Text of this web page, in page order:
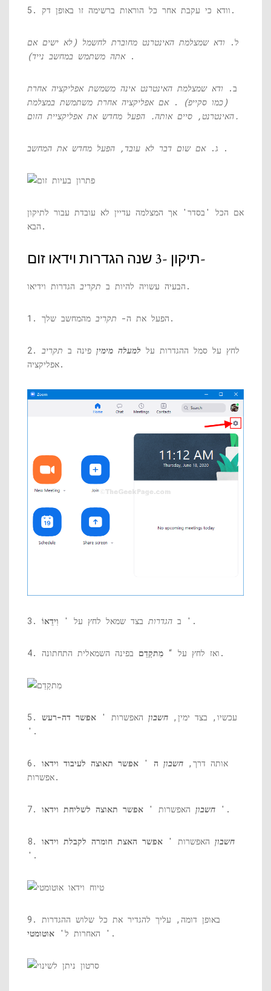
5. וודא כי עקבת אחר כל הוראות ברשימה זו באופן דק.
ל. ודא שמצלמת האינטרנט מחוברת לחשמל (לא ישים אם
אתה משתמש במחשב נייד).
ב. ודא שמצלמת האינטרנט אינה משמשת אפליקציה אחרת
(כמו סקייפ)
.אם אפליקציה אחרת משתמשת במצלמת
האינטרנט, סיים אותה. הפעל מחדש את אפליקציית הזום.
ג.אם שום דבר לא עובד, הפעל מחדש את המחשב .
אם הכל 'בסדר' אך המצלמה עדיין לא עובדת עבור לתיקון
הבא.
תיקון -3 שנה הגדרות וידאו זום-
הבעיה עשויה להיות ב תקריב הגדרות וידיאו.
1. הפעל את ה- תקריב מהמחשב שלך.
2. לחץ על סמל ההגדרות על למעלה מימין פינה ב תקריב
אפליקציה.
3. ב הגדרות בצד שמאל לחץ על ' וִידֵאוֹ '.
4. ואז לחץ על “ מִתקַדֵם בפינה השמאלית התחתונה.
5. עכשיו, בצד ימין, חשבון האפשרות ' אפשר דה-רעש
'.
6. אותה דרך, חשבון ה ' אפשר תאוצה לעיבוד וידאו
אפשרות.
7. חשבון האפשרות ' אפשר תאוצה לשליחת וידאו '.
8. חשבון האפשרות ' אפשר האצת חומרה לקבלת וידאו
'.
9. באופן דומה, עליך להגדיר את כל שלוש ההגדרות
האחרות ל' אוטומטי '.